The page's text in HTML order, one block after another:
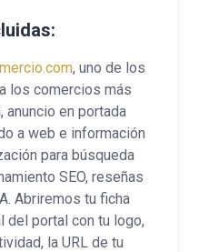
, uno de los
los comercios más
anuncio en portada
a web e información
para búsqueda
SEO, reseñas
Abriremos tu ficha
del portal con tu logo,
la URL de tu